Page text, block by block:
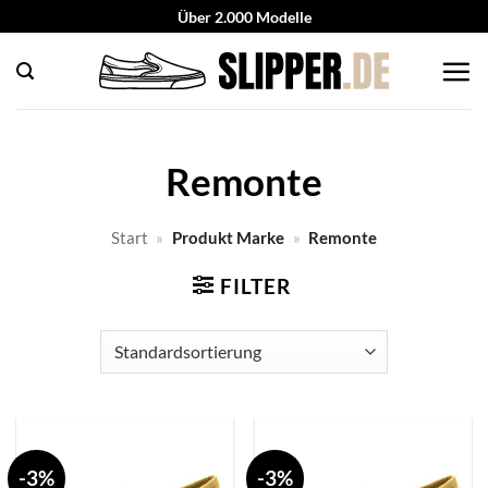
springen
Über 2.000 Modelle
Remonte
Start » Produkt Marke » Remonte
FILTER
-3% -3%